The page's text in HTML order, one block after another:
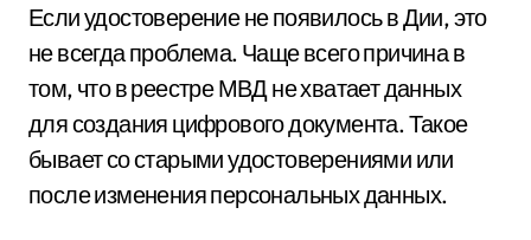
Если удостоверение не появилось в Дии, это
не всегда проблема. Чаще всего причина в
том, что в реестре МВД не хватает данных
для создания цифрового документа. Такое
бывает со старыми удостоверениями или
после изменения персональных данных.